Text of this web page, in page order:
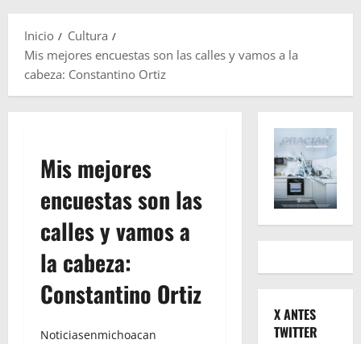
Inicio
Cultura
Mis mejores encuestas son las calles y vamos a la
cabeza: Constantino Ortiz
Mis mejores
encuestas son las
calles y vamos a
la cabeza:
Constantino Ortiz
Noticiasenmichoacan
X ANTES
TWITTER